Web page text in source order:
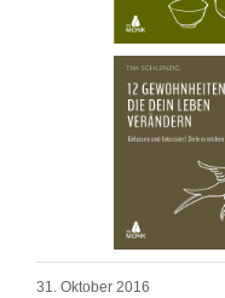
31. Oktober 2016